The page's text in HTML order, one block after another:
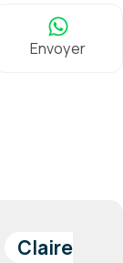
Envoyer
Claire